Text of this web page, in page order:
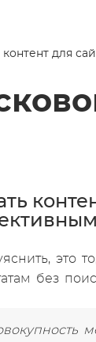
для
это
без